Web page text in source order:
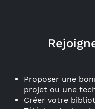
Proposer une
projet ou une
Créer votre